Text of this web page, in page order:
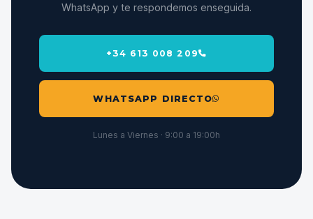
WhatsApp y te respondemos enseguida.
+34 613 008 209
WHATSAPP DIRECTO
Lunes a Viernes · 9:00 a 19:00h